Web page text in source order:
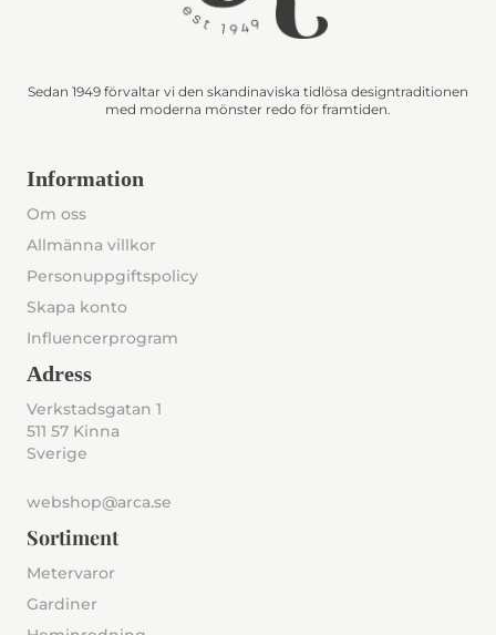
Sedan 1949 förvaltar vi den skandinaviska tidlösa designtraditionen
med moderna mönster redo för framtiden.
Information
Om oss
Allmänna villkor
Personuppgiftspolicy
Skapa konto
Influencerprogram
Adress
Verkstadsgatan 1
511 57 Kinna
Sverige
webshop@arca.se
Sortiment
Metervaror
Gardiner